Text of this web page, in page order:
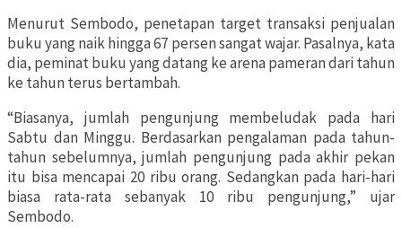
Menurut Sembodo, penetapan target transaksi penjualan
buku yang naik hingga 67 persen sangat wajar. Pasalnya, kata
dia, peminat buku yang datang ke arena pameran dari tahun
ke tahun terus bertambah.
“Biasanya, jumlah pengunjung membeludak pada hari
Sabtu dan Minggu. Berdasarkan pengalaman pada tahun-
tahun sebelumnya, jumlah pengunjung pada akhir pekan
itu bisa mencapai 20 ribu orang. Sedangkan pada hari-hari
biasa rata-rata sebanyak 10 ribu pengunjung,” ujar
Sembodo.